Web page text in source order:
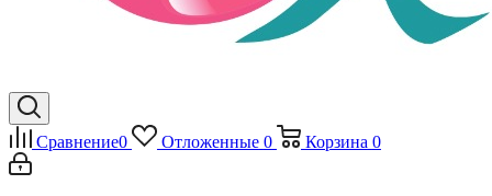
Сравнение0 Отложенные 0 Корзина 0